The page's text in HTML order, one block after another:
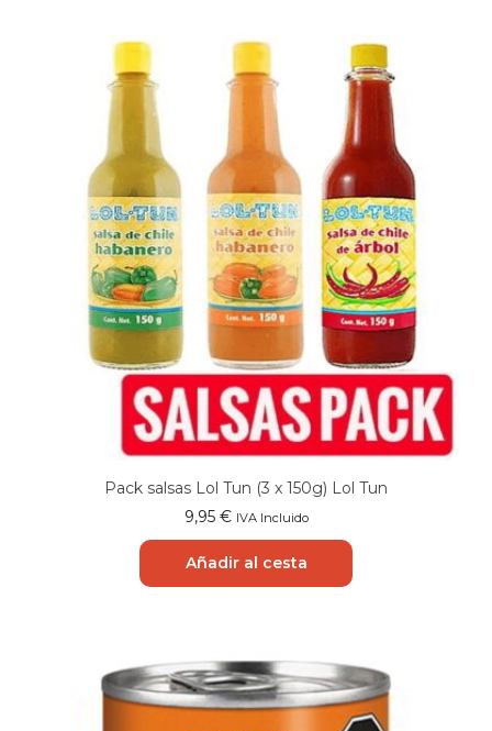
Pack salsas Lol Tun (3 x 150g) Lol Tun
9,95 € IVA Incluido
Añadir al cesta